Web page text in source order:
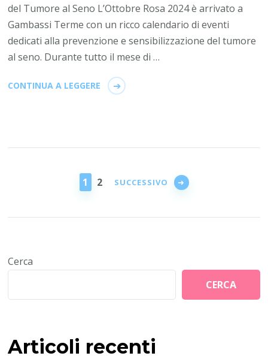
del Tumore al Seno L’Ottobre Rosa 2024 è arrivato a
Gambassi Terme con un ricco calendario di eventi
dedicati alla prevenzione e sensibilizzazione del tumore
al seno. Durante tutto il mese di …
CONTINUA A LEGGERE
PAGINA
1 PAGINA
2 SUCCESSIVO
Cerca
CERCA
Articoli recenti